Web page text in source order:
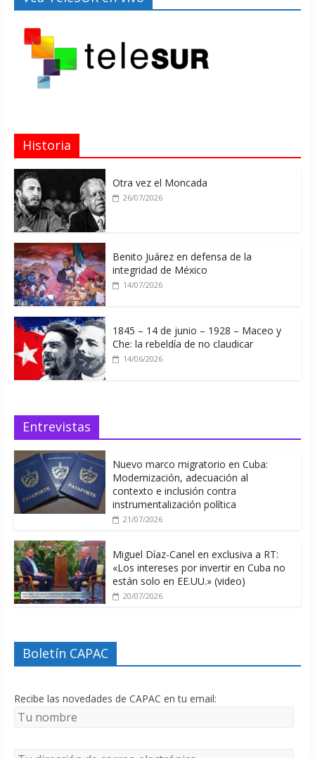
Historia
Otra vez el Moncada
26/07/2026
Benito Juárez en defensa de la
integridad de México
14/07/2026
1845 – 14 de junio – 1928 – Maceo y
Che: la rebeldía de no claudicar
14/06/2026
Entrevistas
Nuevo marco migratorio en Cuba:
Modernización, adecuación al
contexto e inclusión contra
instrumentalización política
21/07/2026
Miguel Díaz-Canel en exclusiva a RT:
«Los intereses por invertir en Cuba no
están solo en EE.UU.» (video)
20/07/2026
Boletín CAPAC
Recibe las novedades de CAPAC en tu email: